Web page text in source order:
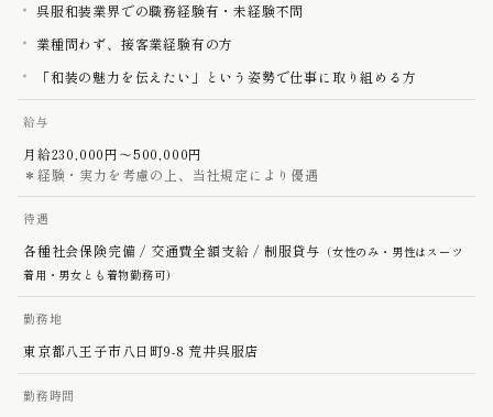
呉服和装業界での職務経験有・未経験不問
業種問わず、接客業経験有の方
「和装の魅力を伝えたい」という姿勢で仕事に取り組める方
給与
月給230,000円〜500,000円
＊経験・実力を考慮の上、当社規定により優遇
待遇
各種社会保険完備 / 交通費全額支給 / 制服貸与 （女性のみ・男性はスーツ
着用・男女とも着物勤務可）
勤務地
東京都八王子市八日町9-8 荒井呉服店
勤務時間